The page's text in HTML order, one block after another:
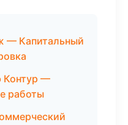
— Капитальный
Контур —
работы